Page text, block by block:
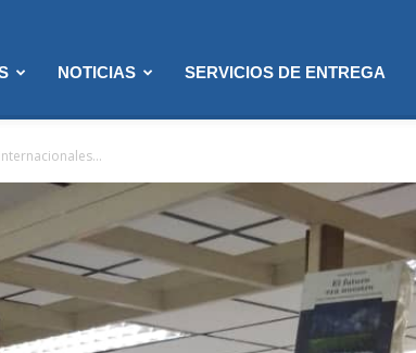
NOTICIAS SERVICIOS DE ENTREGA